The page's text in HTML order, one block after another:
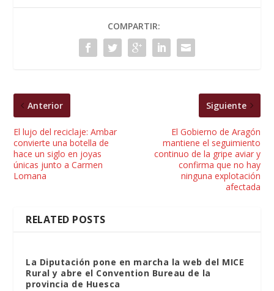
COMPARTIR:
Anterior
El lujo del reciclaje: Ambar
convierte una botella de
hace un siglo en joyas
únicas junto a Carmen
Lomana
Siguiente
El Gobierno de Aragón
mantiene el seguimiento
continuo de la gripe aviar y
confirma que no hay
ninguna explotación
afectada
RELATED POSTS
La Diputación pone en marcha la web del MICE
Rural y abre el Convention Bureau de la
provincia de Huesca